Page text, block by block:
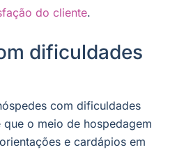
do cliente.
dificuldades
com dificuldades
que o meio de hospedagem
e cardápios em